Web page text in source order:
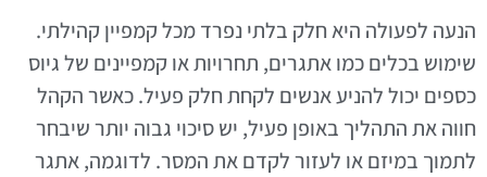
הנעה לפעולה היא חלק בלתי נפרד מכל קמפיין קהילתי.
שימוש בכלים כמו אתגרים, תחרויות או קמפיינים של גיוס
כספים יכול להניע אנשים לקחת חלק פעיל. כאשר הקהל
חווה את התהליך באופן פעיל, יש סיכוי גבוה יותר שיבחר
לתמוך במיזם או לעזור לקדם את המסר. לדוגמה, אתגר